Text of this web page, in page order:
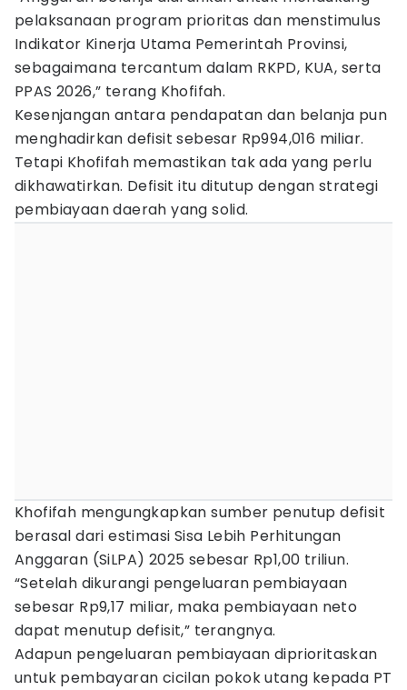
pelaksanaan program prioritas dan menstimulus
Indikator Kinerja Utama Pemerintah Provinsi,
sebagaimana tercantum dalam RKPD, KUA, serta
PPAS 2026,” terang Khofifah.
Kesenjangan antara pendapatan dan belanja pun
menghadirkan defisit sebesar Rp994,016 miliar.
Tetapi Khofifah memastikan tak ada yang perlu
dikhawatirkan. Defisit itu ditutup dengan strategi
pembiayaan daerah yang solid.
Khofifah mengungkapkan sumber penutup defisit
berasal dari estimasi Sisa Lebih Perhitungan
Anggaran (SiLPA) 2025 sebesar Rp1,00 triliun.
“Setelah dikurangi pengeluaran pembiayaan
sebesar Rp9,17 miliar, maka pembiayaan neto
dapat menutup defisit,” terangnya.
Adapun pengeluaran pembiayaan diprioritaskan
untuk pembayaran cicilan pokok utang kepada PT